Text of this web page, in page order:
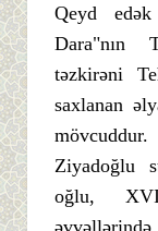
Qeyd
Dara"nın
təzkirəni
saxlanan
Ziyadoğlu
oğlu,